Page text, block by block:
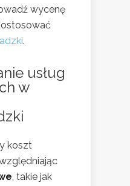
wycenę
.
usług
w
koszt
, takie jak